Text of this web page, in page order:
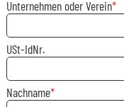
Unternehmen oder Verein
USt-IdNr.
Nachname